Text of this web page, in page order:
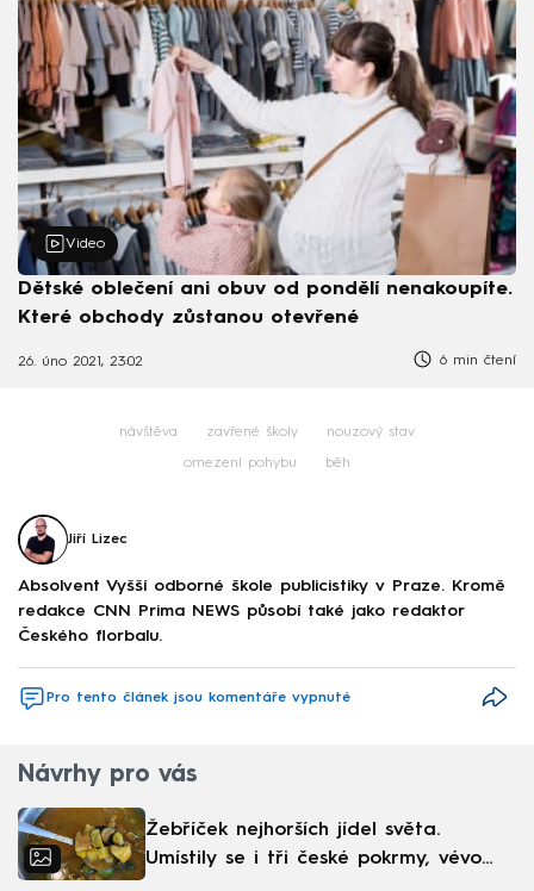
Video
Dětské oblečení ani obuv od pondělí nenakoupíte.
Které obchody zůstanou otevřené
26. úno 2021, 23:02 6 min čtení
návštěva zavřené školy nouzový stav
omezení pohybu běh
Jiří Lizec
Absolvent Vyšší odborné škole publicistiky v Praze. Kromě
redakce CNN Prima NEWS působí také jako redaktor
Českého florbalu.
Pro tento článek jsou komentáře vypnuté
Návrhy pro vás
Žebříček nejhorších jídel světa.
Umístily se i tři české pokrmy, vévodí